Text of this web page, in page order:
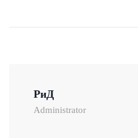
РиД
Administrator